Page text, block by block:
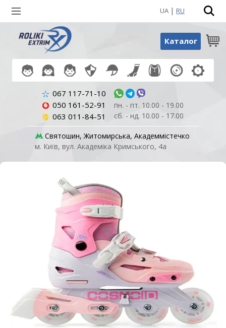
UA | RU
Каталог
067 117-71-10
050 161-52-91
063 011-84-51
пн. - пт. 10.00 - 19.00
сб. - нд. 10.00 - 17.00
Святошин, Житомирська, Академмістечко
м. Київ, вул. Академіка Кримського, 4а